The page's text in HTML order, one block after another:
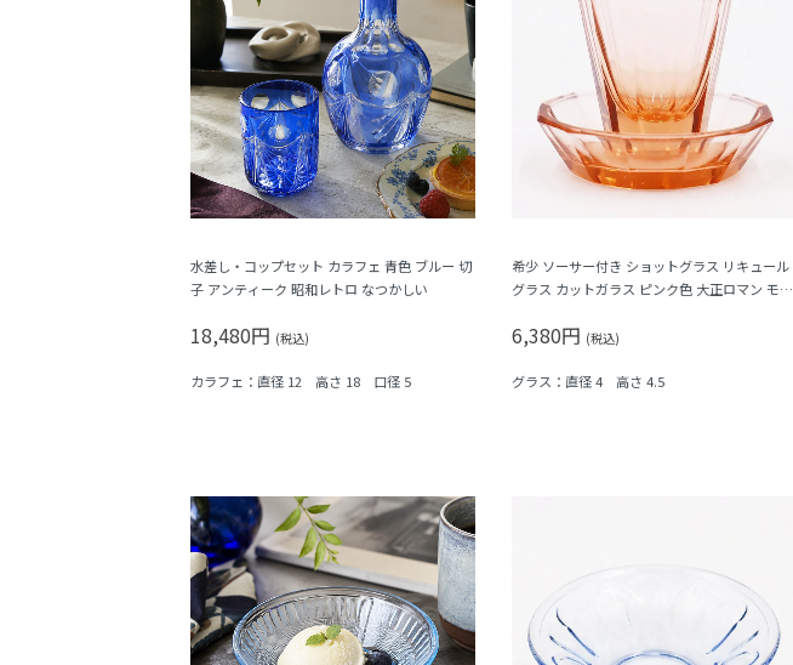
水差し・コップセット カラフェ 青色 ブルー 切
子 アンティーク 昭和レトロ なつかしい
18,480円 (税込)
カラフェ：直径 12 高さ 18 口径 5
希少 ソーサー付き ショットグラス リキュール
グラス カットガラス ピンク色 大正ロマン モダ
学模様
6,380円 (税込)
グラス：直径 4 高さ 4.5